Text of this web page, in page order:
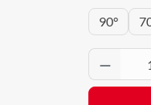
90°